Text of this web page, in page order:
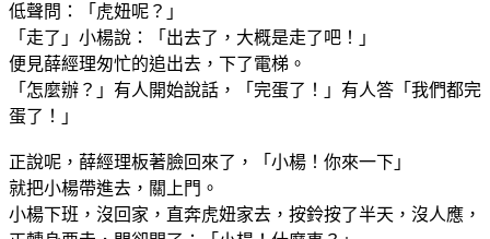
低聲問：「虎妞呢？」
「走了」小楊說：「出去了，大概是走了吧！」
便見薛經理匆忙的追出去，下了電梯。
「怎麼辦？」有人開始說話，「完蛋了！」有人答「我們都完
蛋了！」
正說呢，薛經理板著臉回來了，「小楊！你來一下」
就把小楊帶進去，關上門。
小楊下班，沒回家，直奔虎妞家去，按鈴按了半天，沒人應，